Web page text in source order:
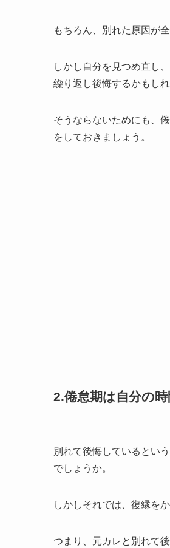
もちろん、別れた原因が
しかし自分を見つめ直し
繰り返し後悔するかもしれ
そうならないためにも、
をしておきましょう。
2.倦怠期は自分の
別れて後悔しているとい
でしょうか。
しかしそれでは、復縁を
つまり、元カレと別れて